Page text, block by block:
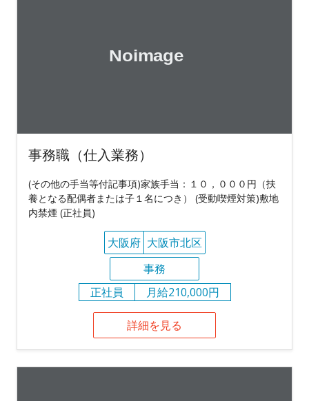
事務職（仕入業務）
(その他の手当等付記事項)家族手当：１０，０００円（扶
養となる配偶者または子１名につき） (受動喫煙対策)敷地
内禁煙 (正社員)
大阪府 大阪市北区
事務
正社員
月給210,000円
詳細を見る